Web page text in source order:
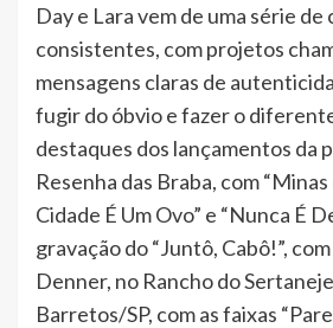
Day e Lara vem de uma série
consistentes, com projetos
mensagens claras de
fugir do óbvio e fazer o
destaques dos lançamentos da
Resenha das Braba, com “Minas
Cidade É Um Ovo” e “Nunca É
gravação do “Juntô, Cabô!”,
Denner, no Rancho do
Barretos/SP, com as faixas